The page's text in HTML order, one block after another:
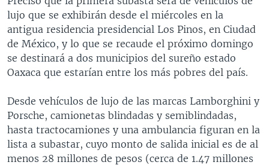
lujo que se exhibirán desde el miércoles en la
antigua residencia presidencial Los Pinos, en Ciudad
de México, y lo que se recaude el próximo domingo
se destinará a dos municipios del sureño estado
Oaxaca que estarían entre los más pobres del país.
Desde vehículos de lujo de las marcas Lamborghini y
Porsche, camionetas blindadas y semiblindadas,
hasta tractocamiones y una ambulancia figuran en la
lista a subastar, cuyo monto de salida inicial es de al
menos 28 millones de pesos (cerca de 1.47 millones